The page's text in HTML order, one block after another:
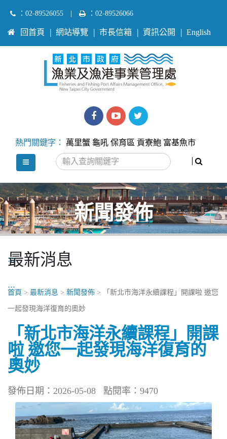
主
要
：02-89526055 ：02-89526066
::: 回首頁 網站導覽 市長信箱 資訊公開 English
漁
處
facebook
漁
處
youtube
Twitter
熱門關鍵字： 萬里蟹 龜吼 保育區 貢寮鮑 富基魚市
選單
新聞發佈
:::
最新消息
:::
首頁 > 最新消息 > 新聞發佈 > 「新北市海洋永續課程」開課啦 邀您
一起發現海洋復育的奧妙
「新北市海洋永續課程」開課
啦 邀您一起發現海洋復育的
奧妙
發佈日期：2026-05-08 點閱率：9470